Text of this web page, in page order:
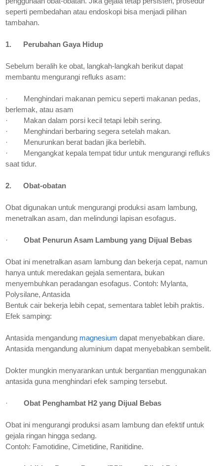
seperti pembedahan atau endoskopi bisa menjadi pilihan
tambahan.
1. Perubahan Gaya Hidup
Sebelum beralih ke obat, langkah-langkah berikut dapat
membantu mengurangi refluks asam:
·
Menghindari makanan pemicu seperti makanan pedas,
berlemak, atau asam
·
Makan dalam porsi kecil tetapi lebih sering.
·
Menghindari berbaring segera setelah makan.
·
Menurunkan berat badan jika berlebih.
·
Mengangkat kepala tempat tidur untuk mengurangi refluks
saat tidur.
2. Obat-obatan
Obat digunakan untuk mengurangi produksi asam lambung,
menetralkan asam, dan melindungi lapisan esofagus.
· Obat Penurun Asam Lambung yang Dijual Bebas
Obat ini menetralkan asam lambung dan bekerja cepat, namun
hanya untuk meredakan gejala sementara, bukan
menyembuhkan peradangan esofagus. Contoh: Mylanta,
Polysilane, Antasida
Bentuk cair bekerja lebih cepat, sementara tablet lebih praktis.
Efek samping:
Antasida mengandung magnesium dapat menyebabkan diare.
Antasida mengandung aluminium dapat menyebabkan sembelit.
Dokter mungkin menyarankan untuk bergantian menggunakan
antasida guna menghindari efek samping tersebut.
· Obat Penghambat H2 yang Dijual Bebas
Obat ini mengurangi produksi asam lambung dan efektif untuk
gejala ringan hingga sedang.
Contoh: Famotidine, Cimetidine, Ranitidine.